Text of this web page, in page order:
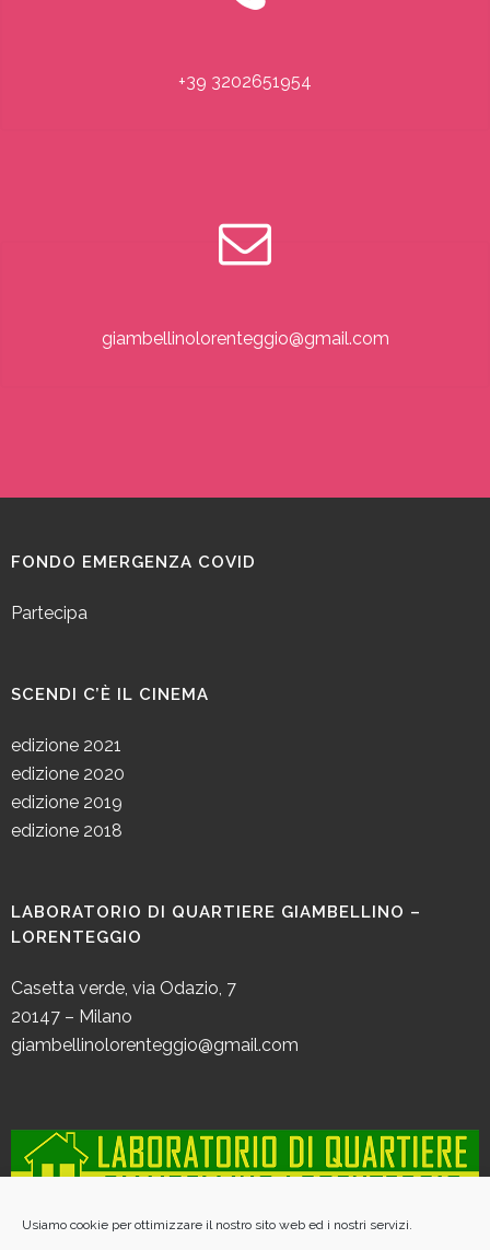
Usiamo cookie per ottimizzare il nostro sito web ed i nostri servizi.
+39 3202651954
giambellinolorenteggio@gmail.com
FONDO EMERGENZA COVID
Partecipa
SCENDI C’È IL CINEMA
edizione 2021
edizione 2020
edizione 2019
edizione 2018
LABORATORIO DI QUARTIERE GIAMBELLINO –
LORENTEGGIO
Casetta verde, via Odazio, 7
20147 – Milano
giambellinolorenteggio@gmail.com